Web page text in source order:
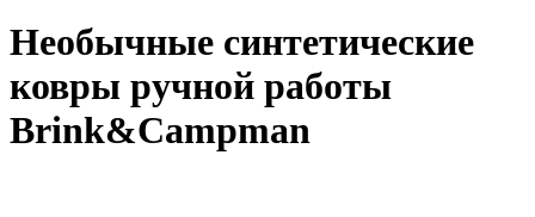
Необычные синтетические
ковры ручной работы
Brink&Campman